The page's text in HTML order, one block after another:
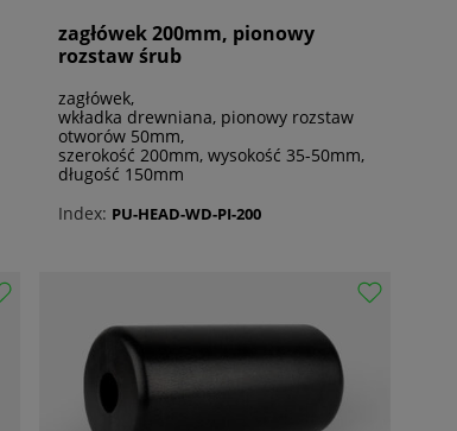
zagłówek 200mm, pionowy
rozstaw śrub
zagłówek,
wkładka drewniana, pionowy rozstaw
otworów 50mm,
szerokość 200mm, wysokość 35-50mm,
długość 150mm
Index: PU-HEAD-WD-PI-200